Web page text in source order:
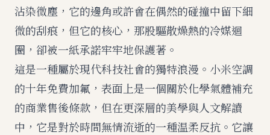
沾染微塵，它的邊角或許會在偶然的碰撞中留下細
微的刮痕，但它的核心，那股驅散燥熱的冷媒迴
圈，卻被一紙承諾牢牢地保護著。
這是一種屬於現代科技社會的獨特浪漫。小米空調
的十年免費加氟，表面上是一個關於化學氣體補充
的商業售後條款，但在更深層的美學與人文解讀
中，它是對於時間無情流逝的一種温柔反抗。它讓